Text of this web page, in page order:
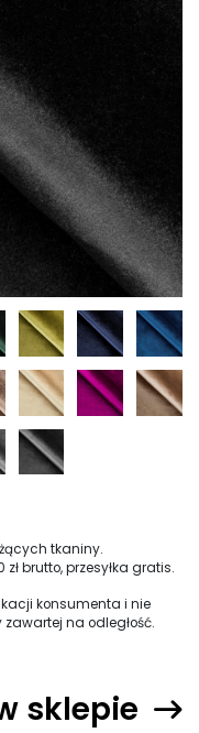
tkaniny.
brutto, przesyłka gratis.
konsumenta i nie
na odległość.
sklepie